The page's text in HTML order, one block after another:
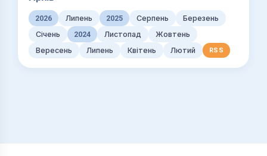
2026 Липень 2025 Серпень
Березень
Січень
2024 Листопад
Жовтень
Вересень
Липень Квітень Лютий RSS